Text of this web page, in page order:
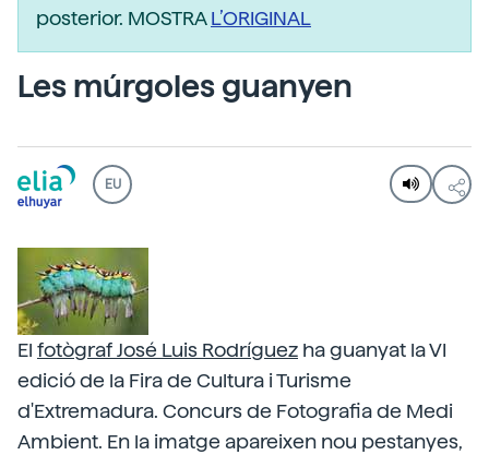
posterior. MOSTRAL’ORIGINAL
Les múrgoles guanyen
EU
El fotògraf José Luis Rodríguez ha guanyat la VI
edició de la Fira de Cultura i Turisme
d'Extremadura. Concurs de Fotografia de Medi
Ambient. En la imatge apareixen nou pestanyes,